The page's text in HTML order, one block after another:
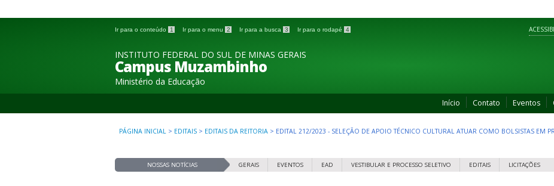
Ir para o conteúdo 1 Ir para o menu 2 Ir para a busca 3 Ir para o rodapé 4
INSTITUTO FEDERAL DO SUL DE MINAS GERAIS
Campus Muzambinho
Ministério da Educação
Início Contato Eventos
PÁGINA INICIAL > EDITAIS > EDITAIS DA REITORIA > EDITAL 212/2023 - SELEÇÃO DE APOIO TÉCNICO CULTURAL ATUAR COMO BOLSISTAS EM
NOSSAS NOTÍCIAS GERAIS EVENTOS EAD VESTIBULAR E PROCESSO SELETIVO EDITAIS LICITAÇÕES